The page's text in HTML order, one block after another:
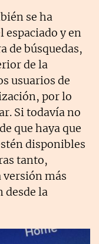
se ha
y en
de búsquedas,
de la
usuarios de
por lo
Si todavía no
que haya que
disponibles
tanto,
versión más
desde la